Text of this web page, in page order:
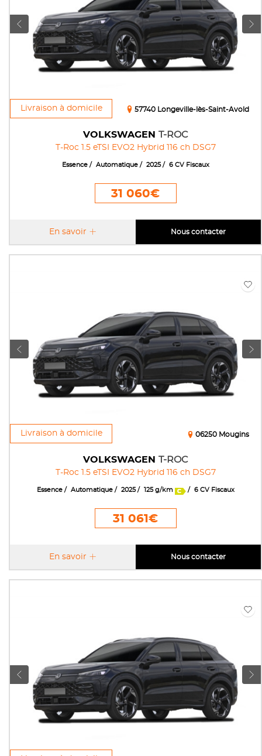
Livraison à domicile
VOLKSWAGEN T-ROC
T-Roc 1.5 eTSI EVO2 Hybrid 116 ch DSG7
57740 Longeville-lès-Saint-Avold
Essence Automatique 2025 6 CV Fiscaux
31 060€
En savoir Nous contacter
Livraison à domicile
VOLKSWAGEN T-ROC
T-Roc 1.5 eTSI EVO2 Hybrid 116 ch DSG7
06250 Mougins
Essence Automatique 2025 125 g/km 6 CV Fiscaux
31 061€
En savoir Nous contacter